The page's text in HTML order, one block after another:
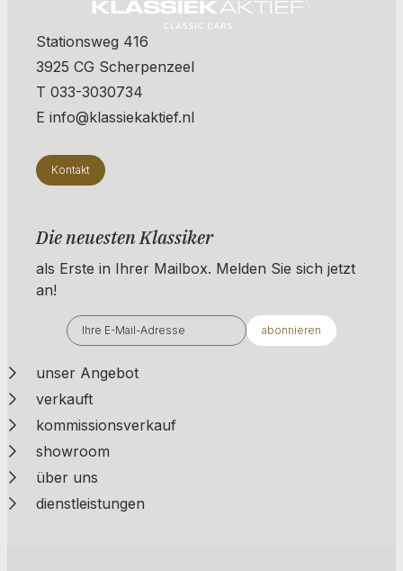
Stationsweg 416
3925 CG Scherpenzeel
T 033-3030734
E info@klassiekaktief.nl
Kontakt
Die neuesten Klassiker
als Erste in Ihrer Mailbox. ​​​​​​Melden Sie sich jetzt
an!
abonnieren
unser Angebot
verkauft
kommissionsverkauf
showroom
über uns
dienstleistungen